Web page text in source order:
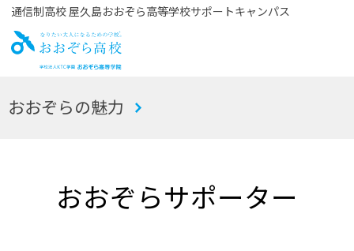
通信制高校 屋久島おおぞら高等学校サポートキャンパス
お
おおぞらの魅力
おおぞらサポーター